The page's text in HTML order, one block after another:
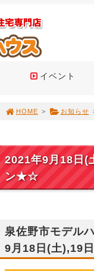
イベント
HOME > お知らせ
2021年9月18日
ン★☆
泉佐野市モデル
9月18日(土),19